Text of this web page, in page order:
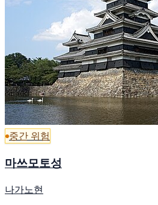
중간 위험
마쓰모토성
나가노현